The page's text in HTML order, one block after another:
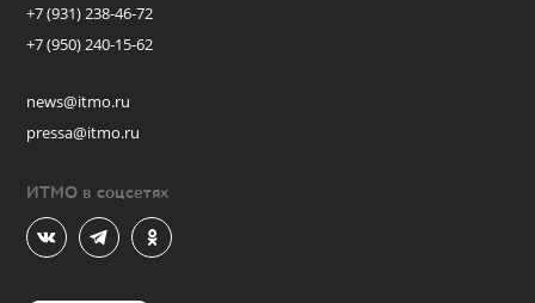
+7 (931) 238-46-72
+7 (950) 240-15-62
news@itmo.ru
pressa@itmo.ru
ИТМО в соцсетях